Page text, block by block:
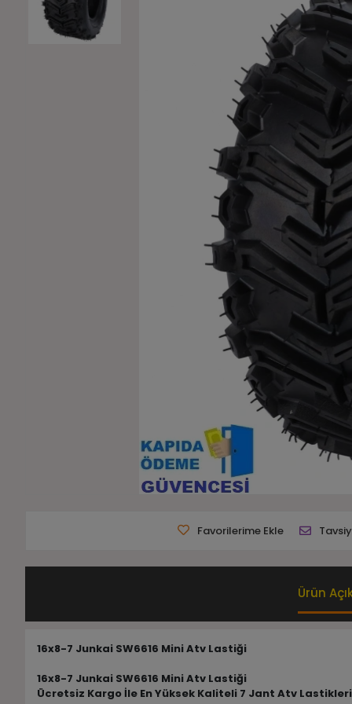
Favorilerime Ekle
Ürün
16x8-7 Junkai SW6616 Mini Atv Lastiği
16x8-7 Junkai SW6616 Mini Atv Lastiği
Ücretsiz Kargo İle En Yüksek Kaliteli 7 Jant Atv